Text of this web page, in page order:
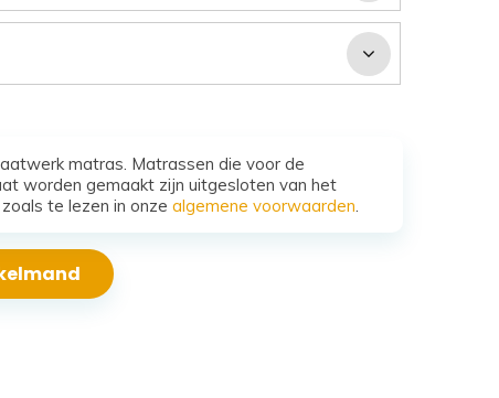
matras. Matrassen die voor de
worden gemaakt zijn uitgesloten van het
te lezen in onzealgemene voorwaarden.